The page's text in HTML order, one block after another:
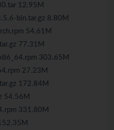
12.95M
bin.tar.gz 8.80M
54.61M
77.31M
303.65M
27.23M
172.84M
54.56M
331.80M